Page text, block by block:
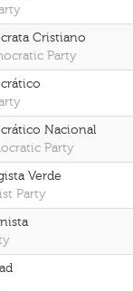
Cristiano
Party
Nacional
Party
Verde
Party